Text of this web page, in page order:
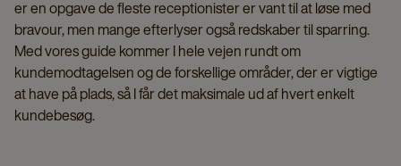
er en opgave de fleste receptionister er vant til at løse med
bravour, men mange efterlyser også redskaber til sparring.
Med vores guide kommer I hele vejen rundt om
kundemodtagelsen og de forskellige områder, der er vigtige
at have på plads, så I får det maksimale ud af hvert enkelt
kundebesøg.